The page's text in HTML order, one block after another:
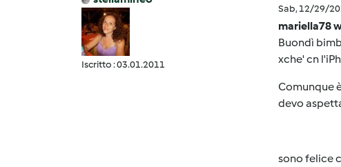
Iscritto : 03.01.2011
Sab, 12/29/
mariella78
Buondì
xche' cn
Comunque
devo
sono felice